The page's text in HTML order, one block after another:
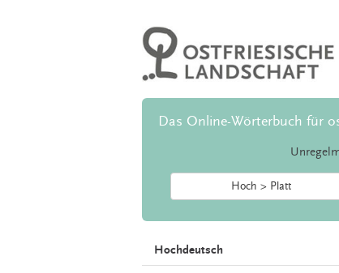
Das Online-Wörterbuch für
Hoch > Platt
Hochdeutsch